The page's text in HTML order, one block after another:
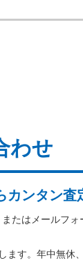
わせ
カンタン査
たはメールフォ
ます。年中無休